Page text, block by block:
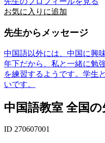
お気に入りに追加
先生からメッセージ
中国語以外には、中国に興
年下だから、私と一緒に勉
を練習するようです。学生
いです。
中国語教室 全国の
ID 270607001